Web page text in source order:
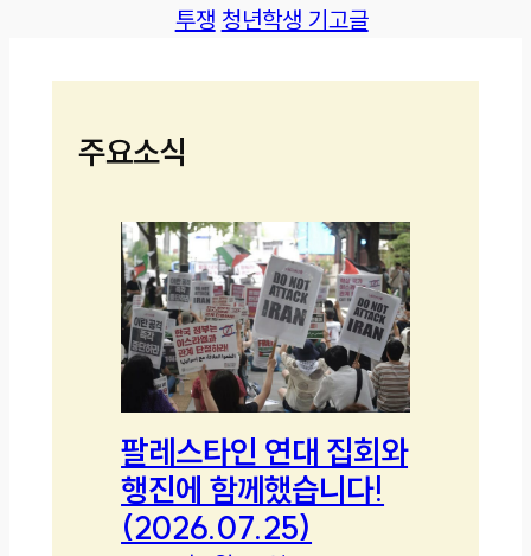
투쟁 청년학생 기고글
주요소식
팔레스타인 연대 집회와
행진에 함께했습니다!
(2026.07.25)